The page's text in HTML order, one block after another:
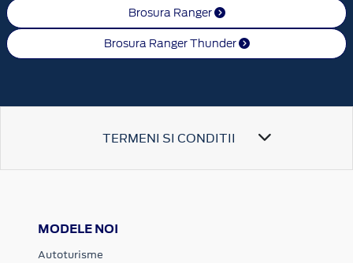
Brosura Ranger
Brosura Ranger Thunder
TERMENI SI CONDITII
MODELE NOI
Autoturisme